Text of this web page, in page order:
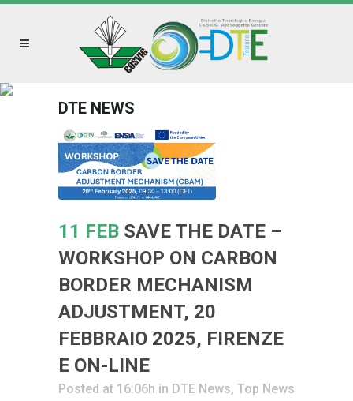
DTE NEWS
11 FEB SAVE THE DATE –
WORKSHOP ON CARBON
BORDER MECHANISM
ADJUSTMENT, 20
FEBBRAIO 2025, FIRENZE
E ON-LINE
Posted at 16:06h in DTE News, Top News